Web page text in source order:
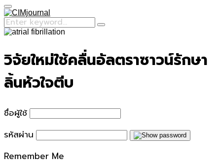
Primary
Menu
Search
for:
Search
วิจัยใหม่ใช้คลื่นอัลตราซาวน์รักษา
ลิ้นหัวใจตีบ
ชื่อผู้ใช้
รหัสผ่าน
Remember Me